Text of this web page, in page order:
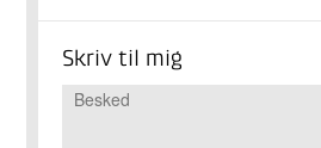
Skriv til mig